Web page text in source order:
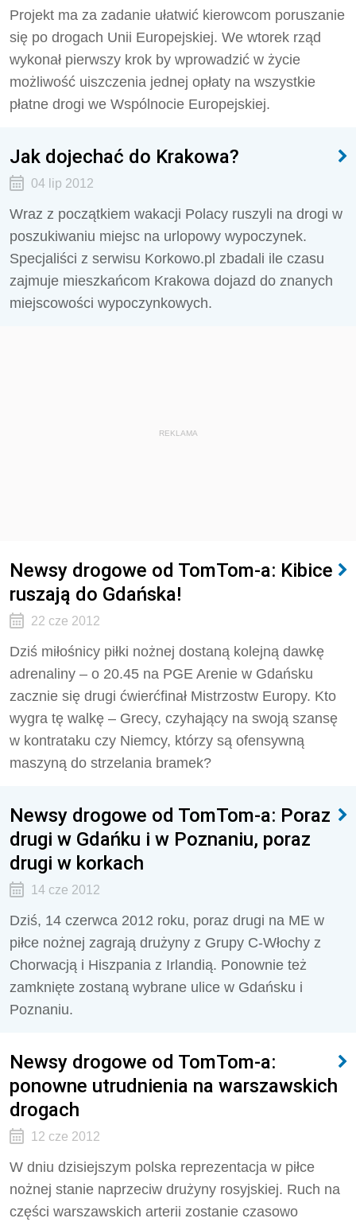
Projekt ma za zadanie ułatwić kierowcom poruszanie
się po drogach Unii Europejskiej. We wtorek rząd
wykonał pierwszy krok by wprowadzić w życie
możliwość uiszczenia jednej opłaty na wszystkie
płatne drogi we Wspólnocie Europejskiej.
Jak dojechać do Krakowa?
04 lip 2012
Wraz z początkiem wakacji Polacy ruszyli na drogi w
poszukiwaniu miejsc na urlopowy wypoczynek.
Specjaliści z serwisu Korkowo.pl zbadali ile czasu
zajmuje mieszkańcom Krakowa dojazd do znanych
miejscowości wypoczynkowych.
REKLAMA
Newsy drogowe od TomTom-a: Kibice
ruszają do Gdańska!
22 cze 2012
Dziś miłośnicy piłki nożnej dostaną kolejną dawkę
adrenaliny – o 20.45 na PGE Arenie w Gdańsku
zacznie się drugi ćwierćfinał Mistrzostw Europy. Kto
wygra tę walkę – Grecy, czyhający na swoją szansę
w kontrataku czy Niemcy, którzy są ofensywną
maszyną do strzelania bramek?
Newsy drogowe od TomTom-a: Poraz
drugi w Gdańku i w Poznaniu, poraz
drugi w korkach
14 cze 2012
Dziś, 14 czerwca 2012 roku, poraz drugi na ME w
piłce nożnej zagrają drużyny z Grupy C-Włochy z
Chorwacją i Hiszpania z Irlandią. Ponownie też
zamknięte zostaną wybrane ulice w Gdańsku i
Poznaniu.
Newsy drogowe od TomTom-a:
ponowne utrudnienia na warszawskich
drogach
12 cze 2012
W dniu dzisiejszym polska reprezentacja w piłce
nożnej stanie naprzeciw drużyny rosyjskiej. Ruch na
części warszawskich arterii zostanie czasowo